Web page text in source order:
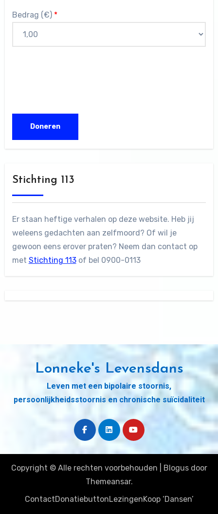
Bedrag (€) *
Stichting 113
Er staan heftige verhalen op deze website. Heb jij
weleens gedachten aan zelfmoord? Of wil je
gewoon eens erover praten? Neem dan contact op
met Stichting 113of bel 0900-0113
Lonneke's Levensdans
Leven met een bipolaire stoornis,
persoonlijkheidsstoornis en chronische suïcidaliteit
Copyright © Alle rechten voorbehouden Blogusdoor
Themeansar.
ContactDonatiebuttonLezingenKoop ‘Dansen’